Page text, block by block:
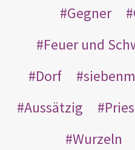
Gegner
Feuer und
Dorf
Aussätzig
Wurzeln